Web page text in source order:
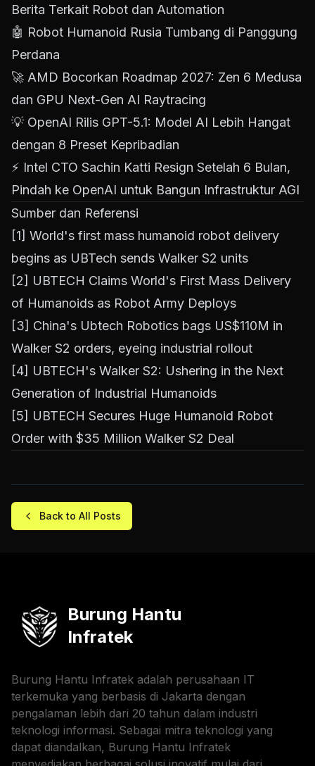
Berita Terkait Robot dan Automation
🤖 Robot Humanoid Rusia Tumbang di Panggung
Perdana
🚀 AMD Bocorkan Roadmap 2027: Zen 6 Medusa
dan GPU Next-Gen AI Raytracing
💡 OpenAI Rilis GPT-5.1: Model AI Lebih Hangat
dengan 8 Preset Kepribadian
⚡ Intel CTO Sachin Katti Resign Setelah 6 Bulan,
Pindah ke OpenAI untuk Bangun Infrastruktur AGI
Sumber dan Referensi
[1] World's first mass humanoid robot delivery
begins as UBTech sends Walker S2 units
[2] UBTECH Claims World's First Mass Delivery
of Humanoids as Robot Army Deploys
[3] China's Ubtech Robotics bags US$110M in
Walker S2 orders, eyeing industrial rollout
[4] UBTECH's Walker S2: Ushering in the Next
Generation of Industrial Humanoids
[5] UBTECH Secures Huge Humanoid Robot
Order with $35 Million Walker S2 Deal
Back to All Posts
Burung Hantu
Infratek
Burung Hantu Infratek adalah perusahaan IT
terkemuka yang berbasis di Jakarta dengan
pengalaman lebih dari 20 tahun dalam industri
teknologi informasi. Sebagai mitra teknologi yang
dapat diandalkan, Burung Hantu Infratek